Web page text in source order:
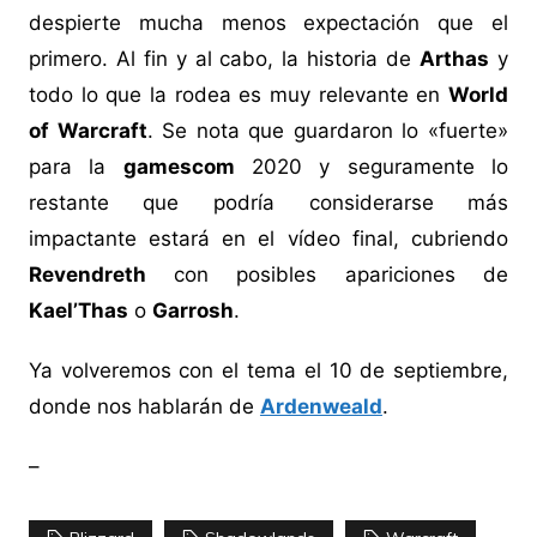
despierte mucha menos expectación que el
primero. Al fin y al cabo, la historia deArthas y
todo lo que la rodea es muy relevante enWorld
of Warcraft. Se nota que guardaron lo «fuerte»
para la gamescom 2020 y seguramente lo
restante que podría considerarse más
impactante estará en el vídeo final, cubriendo
Revendreth con posibles apariciones de
Kael’Thas o Garrosh.
Ya volveremos con el tema el 10 de septiembre,
donde nos hablarán de Ardenweald.
–